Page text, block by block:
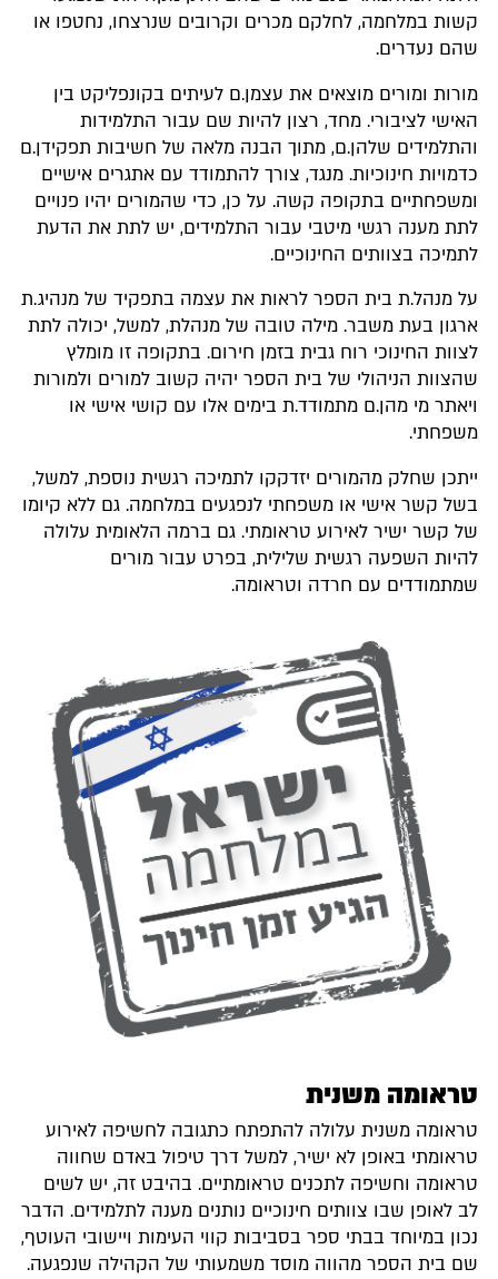
קשות במלחמה, לחלקם מכרים וקרובים שנרצחו, נחטפו או
שהם נעדרים.
מורות ומורים מוצאים את עצמן.ם לעיתים בקונפליקט בין
האישי לציבורי. מחד, רצון להיות שם עבור התלמידות
והתלמידים שלהן.ם, מתוך הבנה מלאה של חשיבות תפקידן.ם
כדמויות חינוכיות. מנגד, צורך להתמודד עם אתגרים אישיים
ומשפחתיים בתקופה קשה. על כן, כדי שהמורים יהיו פנויים
לתת מענה רגשי מיטבי עבור התלמידים, יש לתת את הדעת
לתמיכה בצוותים החינוכיים.
על מנהל.ת בית הספר לראות את עצמה בתפקיד של מנהיג.ת
ארגון בעת משבר. מילה טובה של מנהלת, למשל, יכולה לתת
לצוות החינוכי רוח גבית בזמן חירום. בתקופה זו מומלץ
שהצוות הניהולי של בית הספר יהיה קשוב למורים ולמורות
ויאתר מי מהן.ם מתמודד.ת בימים אלו עם קושי אישי או
משפחתי.
ייתכן שחלק מהמורים יזדקקו לתמיכה רגשית נוספת, למשל,
בשל קשר אישי או משפחתי לנפגעים במלחמה. גם ללא קיומו
של קשר ישיר לאירוע טראומתי. גם ברמה הלאומית עלולה
להיות השפעה רגשית שלילית, בפרט עבור מורים
שמתמודדים עם חרדה וטראומה.
טראומה משנית
טראומה משנית עלולה להתפתח כתגובה לחשיפה לאירוע
טראומתי באופן לא ישיר, למשל דרך טיפול באדם שחווה
טראומה וחשיפה לתכנים טראומתיים. בהיבט זה, יש לשים
לב לאופן שבו צוותים חינוכיים נותנים מענה לתלמידים. הדבר
נכון במיוחד בבתי ספר בסביבות קווי העימות ויישובי העוטף,
שם בית הספר מהווה מוסד משמעותי של הקהילה שנפגעה.